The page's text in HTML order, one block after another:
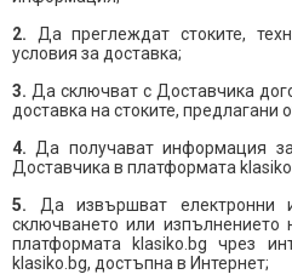
2. Да преглеждат стоките,
условия за доставка;
3. Да сключват с Доставчика
доставка на стоките, предлагани
4. Да получават информация
Доставчика в платформата
5. Да извършват електронни
сключването или
платформата klasiko.bg чрез
klasiko.bg, достъпна в Интернет;